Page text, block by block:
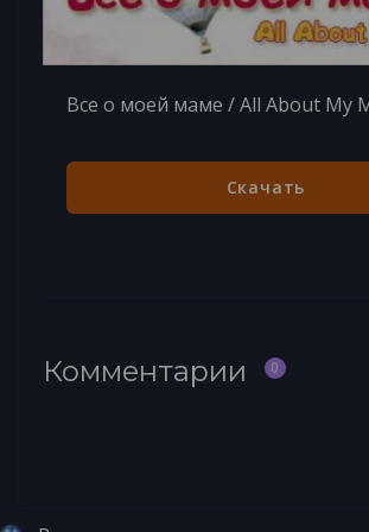
Скачать
Комментарии 0